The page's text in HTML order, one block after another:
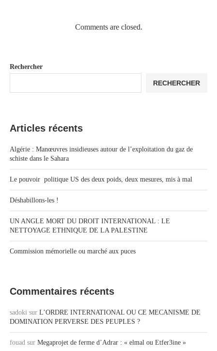
Comments are closed.
Rechercher
RECHERCHER
Articles récents
Algérie : Manœuvres insidieuses autour de l’exploitation du gaz de
schiste dans le Sahara
Le pouvoir politique US des deux poids, deux mesures, mis à mal
Déshabillons-les !
UN ANGLE MORT DU DROIT INTERNATIONAL : LE
NETTOYAGE ETHNIQUE DE LA PALESTINE
Commission mémorielle ou marché aux puces
Commentaires récents
sadoki sur L’ORDRE INTERNATIONAL OU CE MECANISME DE
DOMINATION PERVERSE DES PEUPLES ?
fouad sur Megaprojet de ferme d’Adrar : « elmal ou Etfer3ine »